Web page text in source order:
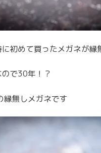
初めて買ったメガネが縁
で30年！？
縁無しメガネです